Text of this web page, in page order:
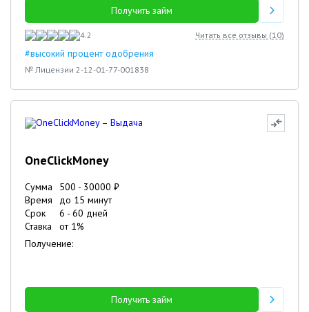
Получить займ
4.2 Читать все отзывы (10)
#высокий процент одобрения
№ Лицензии 2-12-01-77-001838
OneClickMoney
Сумма 500 - 30000 ₽
Время
до 15 минут
Срок
6 - 60 дней
Ставка
от 1%
Получение:
Получить займ